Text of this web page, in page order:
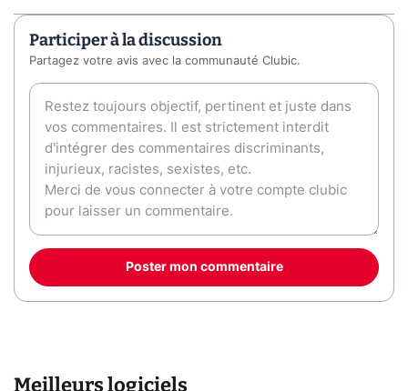
Participer à la discussion
Partagez votre avis avec la communauté Clubic.
Poster mon commentaire
Meilleurs logiciels